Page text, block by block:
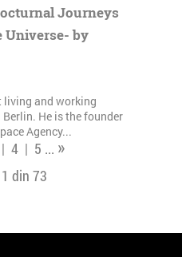
Journeys
Universe- by
living and working
He is the founder
Agency...
| 4| 5 ... »
din 73